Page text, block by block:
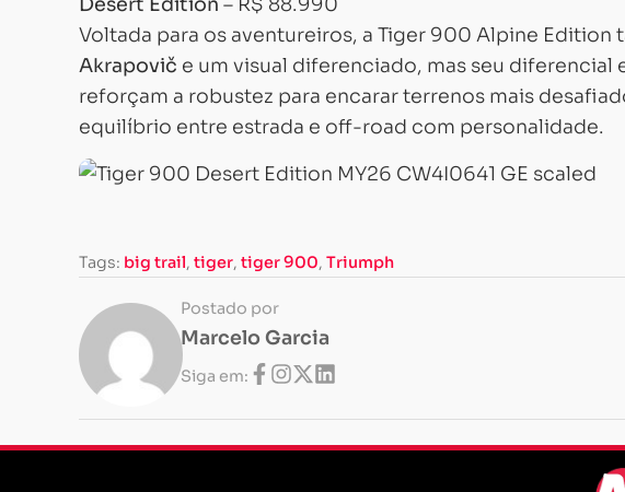
Voltada para os aventureiros, a Tiger 900 Alpine
Akrapovič e um visual diferenciado, mas seu
reforçam a robustez para encarar terrenos mais
equilíbrio entre estrada e off-road com personalidade.
Tags: big trail, tiger, tiger 900, Triumph
Postado por
Marcelo Garcia
Siga em: